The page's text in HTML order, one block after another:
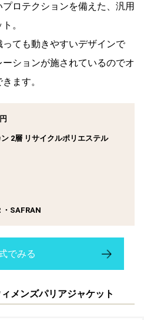
ロテクションを備えた、汎用
。
ても動きやすいデザインで
ションが施されているのでオ
ます。
2層 リサイクルポリエステル
・SAFRAN
でみる
メンズパリアジャケット